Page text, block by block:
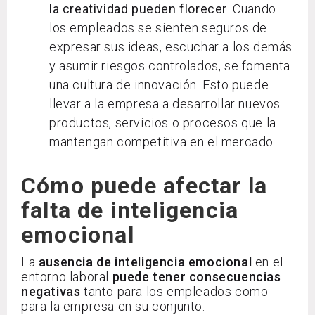
la creatividad pueden florecer . Cuando
los empleados se sienten seguros de
expresar sus ideas, escuchar a los demás
y asumir riesgos controlados, se fomenta
una cultura de innovación. Esto puede
llevar a la empresa a desarrollar nuevos
productos, servicios o procesos que la
mantengan competitiva en el mercado.
Cómo puede afectar la
falta de inteligencia
emocional
La ausencia de inteligencia emocional en el
entorno laboral puede tener consecuencias
negativas tanto para los empleados como
para la empresa en su conjunto.